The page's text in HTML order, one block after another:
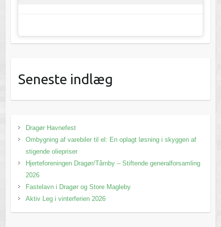
Seneste indlæg
Dragør Havnefest
Ombygning af varebiler til el: En oplagt løsning i skyggen af
stigende oliepriser
Hjerteforeningen Dragør/Tårnby – Stiftende generalforsamling
2026
Fastelavn i Dragør og Store Magleby
Aktiv Leg i vinterferien 2026